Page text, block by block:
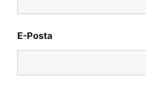
E-Posta